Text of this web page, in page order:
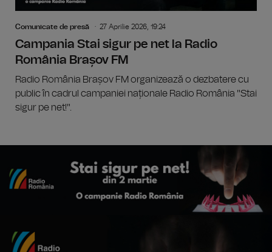
Comunicate de presă 27 Aprilie 2026, 19:24
Campania Stai sigur pe net la Radio
România Brașov FM
Radio România Brașov FM organizează o dezbatere cu
public în cadrul campaniei naționale Radio România "Stai
sigur pe net!".